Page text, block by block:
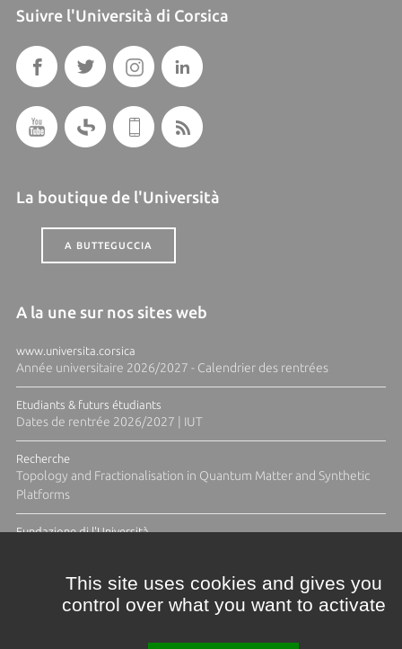
Suivre l'Università di Corsica
La boutique de l'Università
A BUTTEGUCCIA
A la une sur nos sites web
www.universita.corsica
Année universitaire 2026/2027 - Calendrier des rentrées
Etudiants & futurs étudiants
Dates de rentrée 2026/2027 | IUT
Recherche
Topology and Fractionalisation in Quantum Matter and Synthetic
Platforms
Fundazione di l'Università
This site uses cookies and gives you
control over what you want to activate